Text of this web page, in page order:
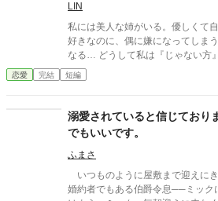
LIN
私には美人な姉がいる。優しくて
好きなのに、偶に嫌になってしま
なる… どうして私は『じゃない方
か、姉には遠く及ばない…
恋愛 完結 短編
溺愛されていると信じており
でもいいです。
ふまさ
いつものように屋敷まで迎えに
婚約者でもある伯爵令息──ミックに